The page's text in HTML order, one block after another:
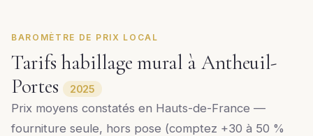
BAROMÈTRE DE PRIX LOCAL
Tarifs habillage mural à Antheuil-
Portes
2025
Prix moyens constatés en Hauts-de-France —
fourniture seule, hors pose (comptez +30 à 50 %